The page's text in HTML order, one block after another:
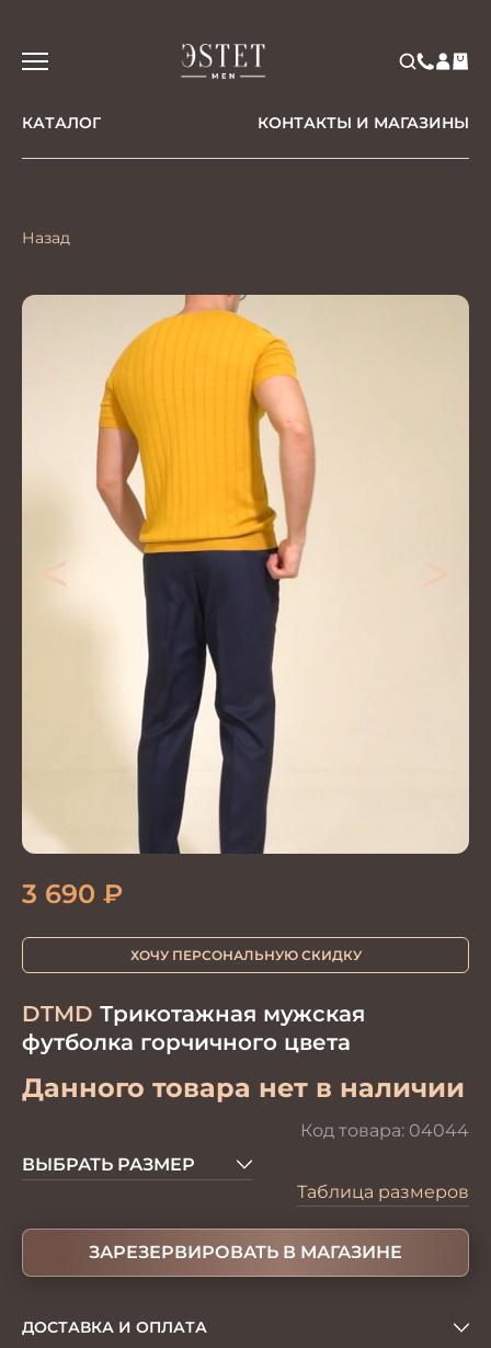
КАТАЛОГ КОНТАКТЫ И МАГАЗИНЫ
Назад
< >
DTMD Трикотажная мужская
футболка горчичного цвета
Данного товара нет в наличии
Код товара: 04044
3 690 ₽
ХОЧУ ПЕРСОНАЛЬНУЮ СКИДКУ
ВЫБРАТЬ РАЗМЕР
Таблица размеров
ЗАРЕЗЕРВИРОВАТЬ В МАГАЗИНЕ
ДОСТАВКА И ОПЛАТА